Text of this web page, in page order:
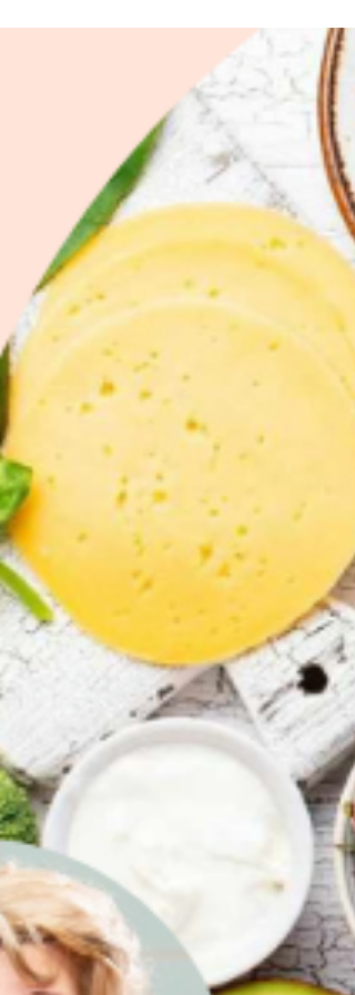
μέγιστη απόδοση, την...